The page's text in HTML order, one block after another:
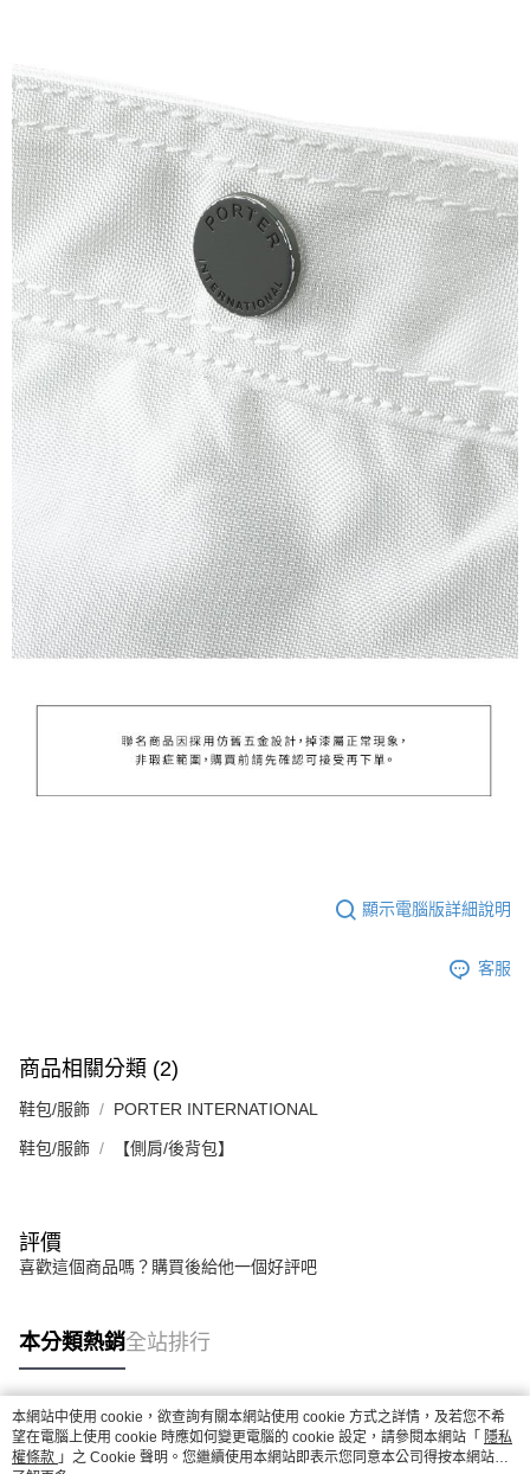
顯示電腦版詳細說明
客服
商品相關分類 (2)
鞋包/服飾 PORTER INTERNATIONAL
鞋包/服飾 【側肩/後背包】
評價
喜歡這個商品嗎？購買後給他一個好評吧
本分類熱銷全站排行
熱門標籤
本網站中使用 cookie，欲查詢有關本網站使用 cookie 方式之詳情，及若您不希
望在電腦上使用 cookie 時應如何變更電腦的 cookie 設定，請參閱本網站「 隱私
權條款 」之 Cookie 聲明。您繼續使用本網站即表示您同意本公司得按本網站使